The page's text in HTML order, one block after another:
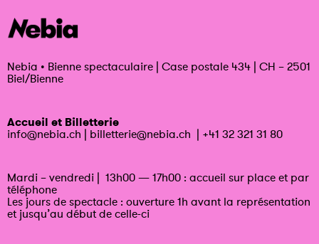
Nebia • Bienne spectaculaire | Case postale 434 | CH – 2501
Biel/Bienne
Accueil et Billetterie
info@nebia.ch | billetterie@nebia.ch | +41 32 321 31 80
Mardi – vendredi | 13h00 — 17h00 : accueil sur place et par
téléphone
Les jours de spectacle : ouverture 1h avant la représentation
et jusqu’au début de celle-ci